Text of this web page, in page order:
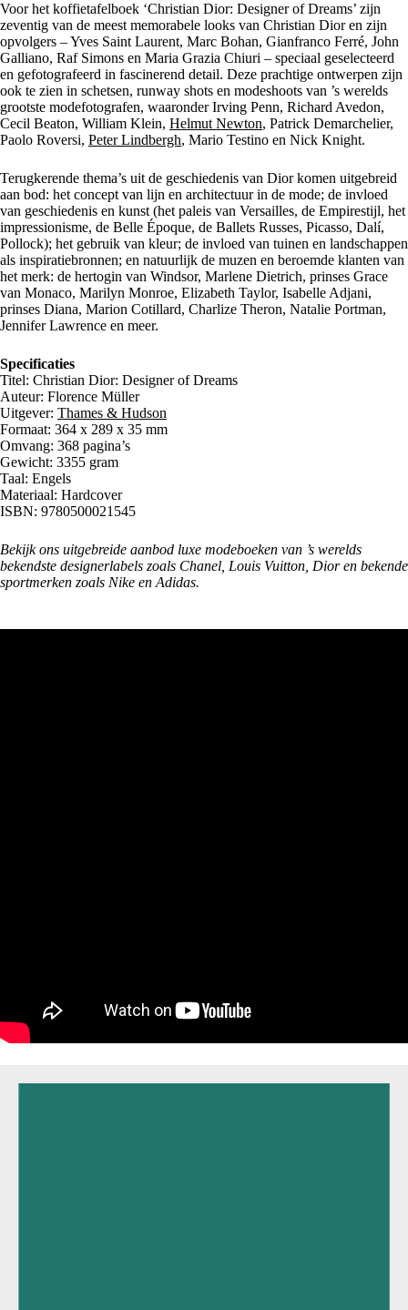
Voor het koffietafelboek ‘Christian Dior: Designer of Dreams’ zijn
zeventig van de meest memorabele looks van Christian Dior en zijn
opvolgers – Yves Saint Laurent, Marc Bohan, Gianfranco Ferré, John
Galliano, Raf Simons en Maria Grazia Chiuri – speciaal geselecteerd
en gefotografeerd in fascinerend detail. Deze prachtige ontwerpen zijn
ook te zien in schetsen, runway shots en modeshoots van ’s werelds
grootste modefotografen, waaronder Irving Penn, Richard Avedon,
Cecil Beaton, William Klein, Helmut Newton, Patrick Demarchelier,
Paolo Roversi, Peter Lindbergh, Mario Testino en Nick Knight.
Terugkerende thema’s uit de geschiedenis van Dior komen uitgebreid
aan bod: het concept van lijn en architectuur in de mode; de invloed
van geschiedenis en kunst (het paleis van Versailles, de Empirestijl, het
impressionisme, de Belle Époque, de Ballets Russes, Picasso, Dalí,
Pollock); het gebruik van kleur; de invloed van tuinen en landschappen
als inspiratiebronnen; en natuurlijk de muzen en beroemde klanten van
het merk: de hertogin van Windsor, Marlene Dietrich, prinses Grace
van Monaco, Marilyn Monroe, Elizabeth Taylor, Isabelle Adjani,
prinses Diana, Marion Cotillard, Charlize Theron, Natalie Portman,
Jennifer Lawrence en meer.
Specificaties
Titel: Christian Dior: Designer of Dreams
Auteur: Florence Müller
Uitgever: Thames & Hudson
Formaat: 364 x 289 x 35 mm
Omvang: 368 pagina’s
Gewicht: 3355 gram
Taal: Engels
Materiaal: Hardcover
ISBN: 9780500021545
Bekijk ons uitgebreide aanbod luxe modeboeken van ’s werelds
bekendste designerlabels zoals Chanel, Louis Vuitton, Dior en bekende
sportmerken zoals Nike en Adidas.